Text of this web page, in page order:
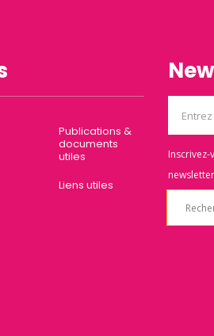
Publications &
documents
utiles
Liens utiles
newsletter